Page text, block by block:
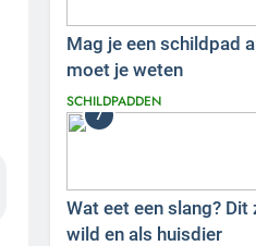
Mag je een schildpad
moet je weten
SCHILDPADDEN
7
Wat eet een slang?
wild en als huisdier